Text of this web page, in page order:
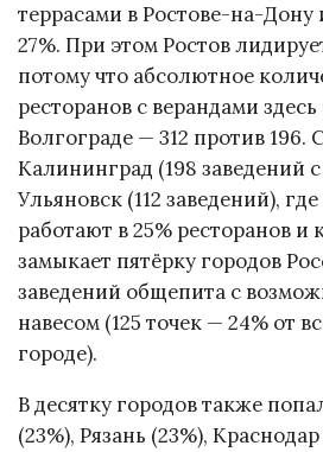
террасами в Ростове-на-Дону
27%. При этом Ростов
потому что абсолютное
ресторанов с верандами
Волгограде — 312 против 196.
Калининград (198 заведений
Ульяновск (112 заведений),
работают в 25% ресторанов и
замыкает пятёрку городов
заведений общепита с
навесом (125 точек — 24% от
городе).
В десятку городов также
(23%), Рязань (23%),